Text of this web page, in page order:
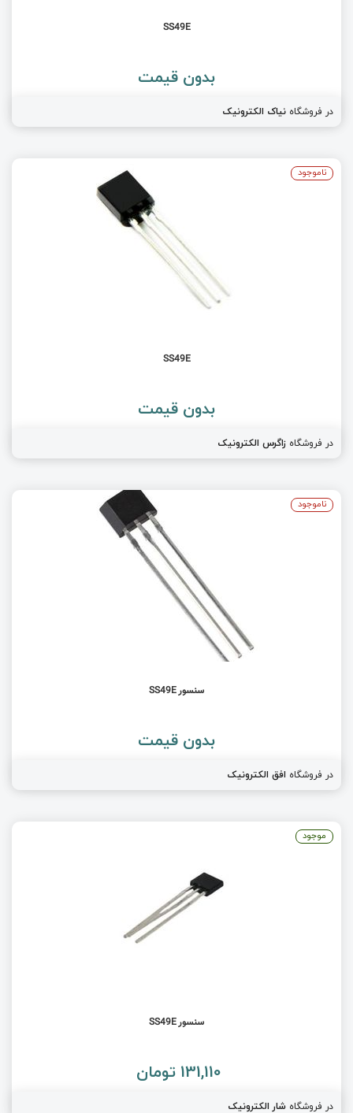
SS49E
بدون قیمت
در فروشگاه نیاک الکترونیک
SS49E
بدون قیمت
در فروشگاه زاگرس الکترونیک
ناموجود
سنسور SS49E
بدون قیمت
در فروشگاه افق الکترونیک
ناموجود
سنسور SS49E
131,110 تومان
در فروشگاه شار الکترونیک
موجود